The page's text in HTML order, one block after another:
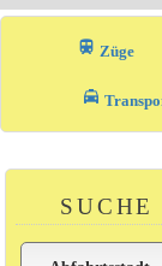
train Züge
local_taxi